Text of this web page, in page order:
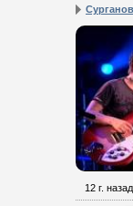
12 г. назад